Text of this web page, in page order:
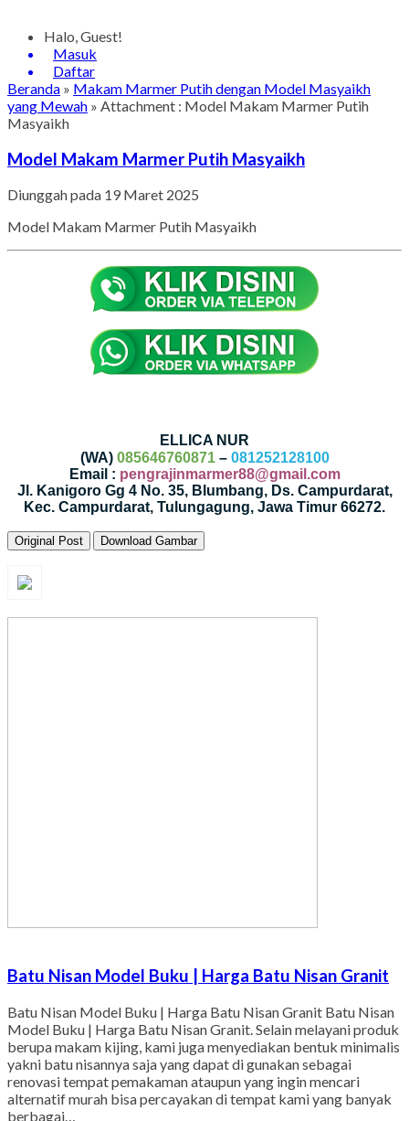
Halo, Guest!
Masuk
Daftar
Beranda » Makam Marmer Putih dengan Model Masyaikh
yang Mewah » Attachment : Model Makam Marmer Putih
Masyaikh
Model Makam Marmer Putih Masyaikh
Diunggah pada 19 Maret 2025
Model Makam Marmer Putih Masyaikh
ELLICA NUR
(WA) 085646760871– 081252128100
Email : pengrajinmarmer88@gmail.com
Jl. Kanigoro Gg 4 No. 35, Blumbang, Ds. Campurdarat,
Kec. Campurdarat, Tulungagung, Jawa Timur 66272.
Original Post Download Gambar
Batu Nisan Model Buku | Harga Batu Nisan Granit
Batu Nisan Model Buku | Harga Batu Nisan Granit Batu Nisan
Model Buku | Harga Batu Nisan Granit. Selain melayani produk
berupa makam kijing, kami juga menyediakan bentuk minimalis
yakni batu nisannya saja yang dapat di gunakan sebagai
renovasi tempat pemakaman ataupun yang ingin mencari
alternatif murah bisa percayakan di tempat kami yang banyak
berbagai…